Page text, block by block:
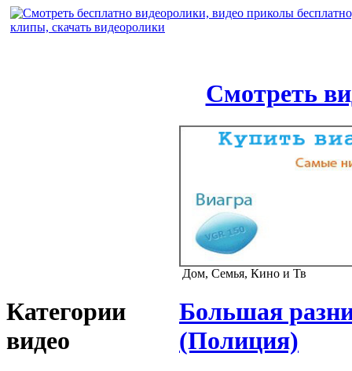
Смотреть
Категории
видео
Дом, Семья, Кино и Тв
Большая
(Полиция)